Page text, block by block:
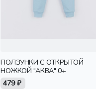
ПОЛЗУНКИ С ОТКРЫТОЙ
НОЖКОЙ "АКВА" 0+
479 ₽